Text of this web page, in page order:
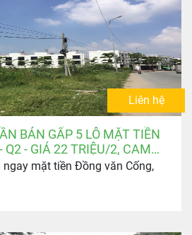
Liên hệ
BÁN GẤP 5 LÔ MẶT TIỀN
Q2 - GIÁ 22 TRIỆU/2, CAM
TRƯỜNG
mặt tiền Đồng văn Cống,